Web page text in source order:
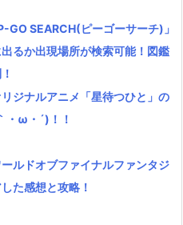
GO SEARCH(ピーゴーサーチ)」
るか出現場所が検索可能！図鑑
リジナルアニメ「星待つひと」の
・ω・´)！！
ールドオブファイナルファンタジ
た感想と攻略！